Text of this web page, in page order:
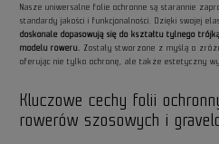
Nasze uniwersalne folie ochronne są starannie
standardy jakości i funkcjonalności. Dzięki swojej
doskonale dopasowują się do kształtu tylnego
modelu roweru. Zostały stworzone z myślą o
oferując nie tylko ochronę, ale także estetyczny
Kluczowe cechy folii
rowerów szosowych i